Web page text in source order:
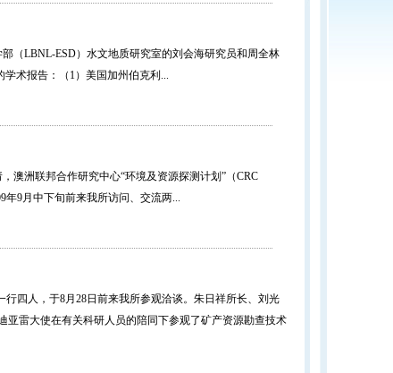
LBNL-ESD）水文地质研究室的刘会海研究员和周全林
术报告：（1）美国加州伯克利...
洲联邦合作研究中心“环境及资源探测计划”（CRC
9月中下旬前来我所访问、交流两...
四人，于8月28日前来我所参观洽谈。朱日祥所长、刘光
雷大使在有关科研人员的陪同下参观了矿产资源勘查技术